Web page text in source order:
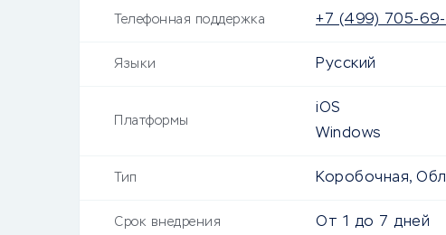
Телефонная поддержка +7 (499) 705-
Языки Русский
Платформы
iOS
Windows
Тип Коробочная,
Срок внедрения От 1 до 7 дней